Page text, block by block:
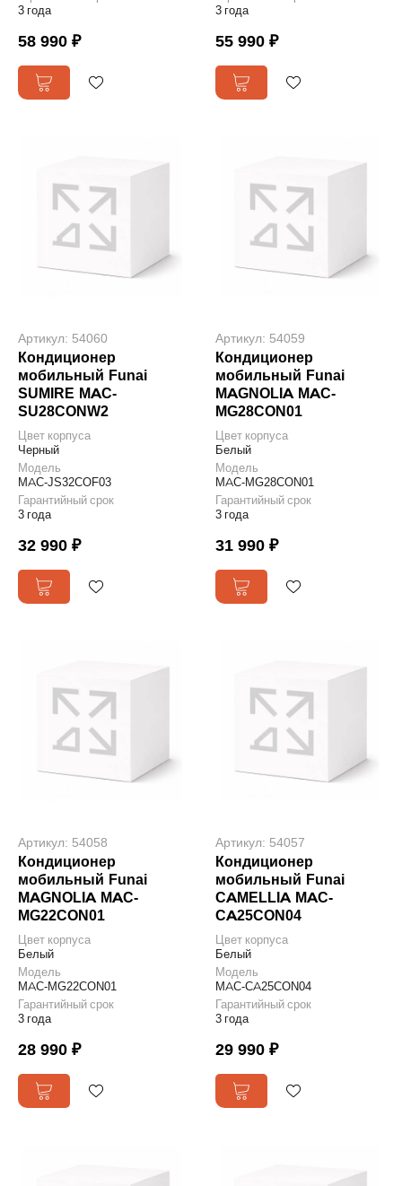
3 года
58 990 ₽
3 года
55 990 ₽
Артикул: 54060
Кондиционер
мобильный Funai
SUMIRE MAC-
SU28CONW2
Цвет корпуса
Черный
Модель
MAC-JS32COF03
Гарантийный срок
3 года
32 990 ₽
Артикул: 54059
Кондиционер
мобильный Funai
MAGNOLIA MAC-
MG28CON01
Цвет корпуса
Белый
Модель
MAC-MG28CON01
Гарантийный срок
3 года
31 990 ₽
Артикул: 54058
Кондиционер
мобильный Funai
MAGNOLIA MAC-
MG22CON01
Цвет корпуса
Белый
Модель
MAC-MG22CON01
Гарантийный срок
3 года
28 990 ₽
Артикул: 54057
Кондиционер
мобильный Funai
CAMELLIA MAC-
CA25CON04
Цвет корпуса
Белый
Модель
MAC-CA25CON04
Гарантийный срок
3 года
29 990 ₽